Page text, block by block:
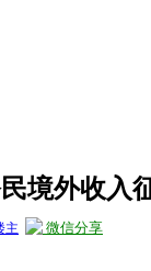
境外收入
主 微信分享